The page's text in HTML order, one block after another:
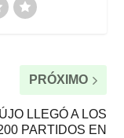
PRÓXIMO
LLEGÓ A LOS
PARTIDOS EN